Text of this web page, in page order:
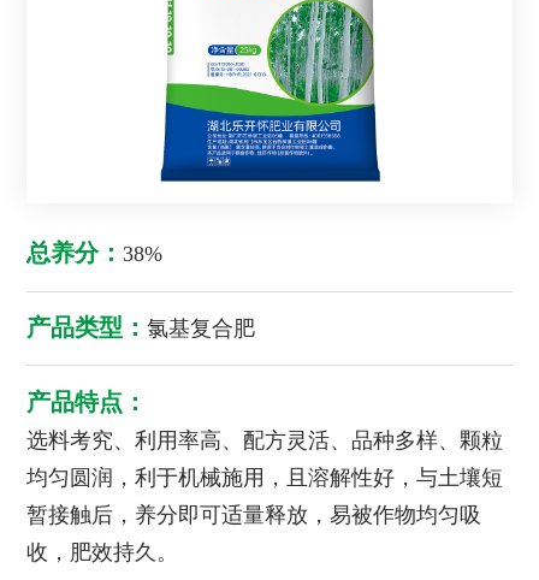
总养分：38%
产品类型：氯基复合肥
产品特点：
选料考究、利用率高、配方灵活、品种多样、颗粒
均匀圆润，利于机械施用，且溶解性好，与土壤短
暂接触后，养分即可适量释放，易被作物均匀吸
收，肥效持久。